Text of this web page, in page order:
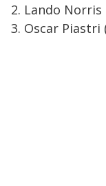
2. Lando Norris
3. Oscar Piastri